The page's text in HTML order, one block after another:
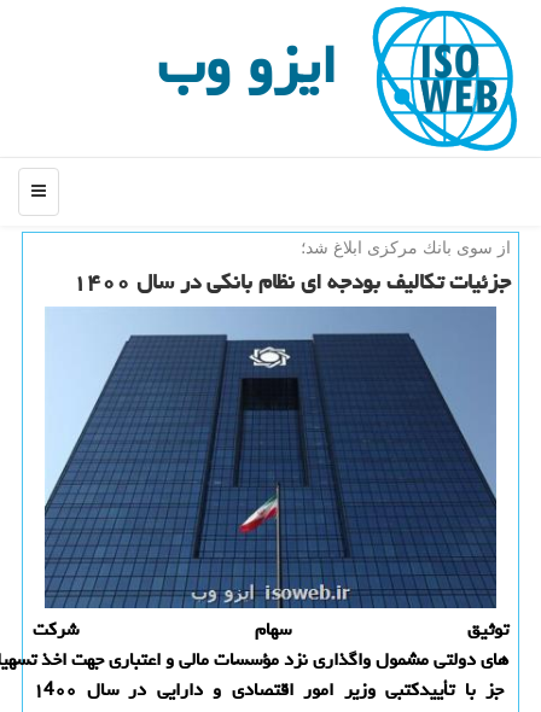
ایزو وب
از سوی بانك مركزی ابلاغ شد؛
جزئیات تكالیف بودجه ای نظام بانكی در سال ۱۴۰۰
توثیق سهام شرکت
های دولتی مشمول واگذاری نزد مؤسسات مالی و اعتباری جهت اخذ تسهیلات،
جز با تأییدکتبی وزیر امور اقتصادی و دارایی در سال ۱4۰۰